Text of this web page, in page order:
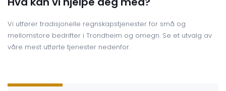
Vi utfører tradisjonelle regnskapstjenester for små og
mellomstore bedrifter i Trondheim og omegn. Se et utvalg av
våre mest utførte tjenester nedenfor.